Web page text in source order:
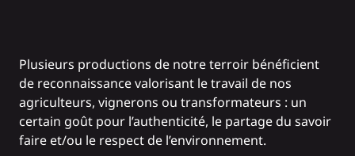
Plusieurs productions de notre terroir bénéficient
de reconnaissance valorisant le travail de nos
agriculteurs, vignerons ou transformateurs : un
certain goût pour l’authenticité, le partage du savoir
faire et/ou le respect de l’environnement.